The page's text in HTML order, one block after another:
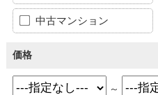
中古マンション
価格
～